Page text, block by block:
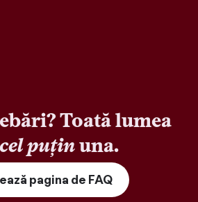
Toată lumea
puținuna.
pagina de FAQ